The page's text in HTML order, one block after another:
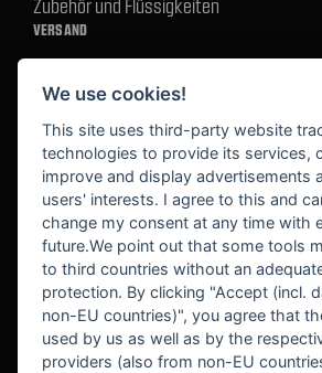
Zubehör und Flüssigkeiten
VERSAND
BEKANNT AUS
We use cookies!
This site uses third-party website
technologies to provide its services,
improve and display advertisements
users' interests. I agree to this and
change my consent at any time with
future.We point out that some tools
to third countries without an
protection. By clicking "Accept (incl.
non-EU countries)", you agree that
used by us as well as by the
providers (also from non-EU